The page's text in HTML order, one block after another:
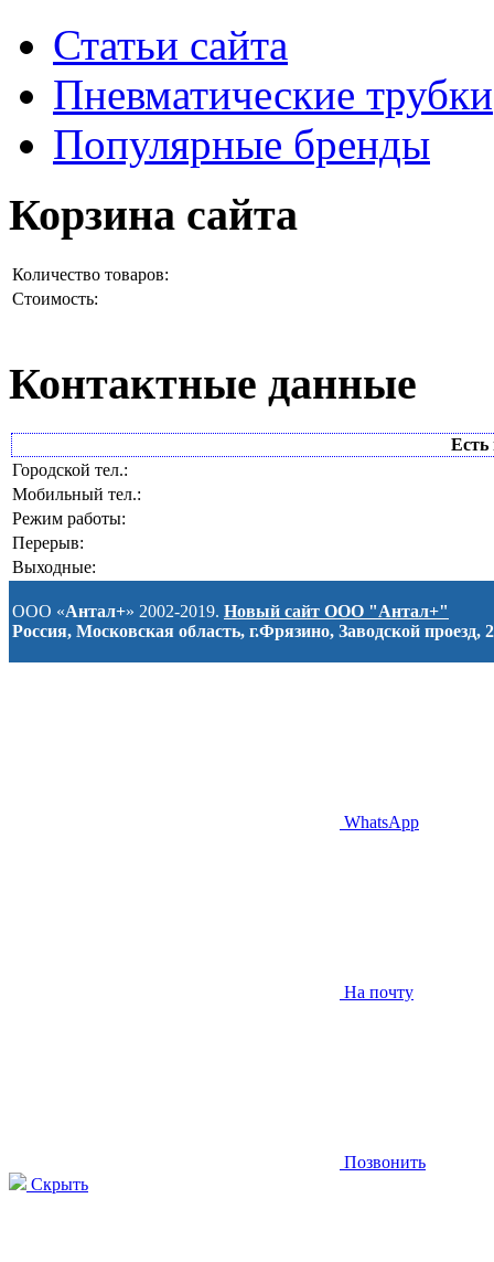
Статьи сайта
Пневматические трубки
Популярные бренды
Корзина сайта
Количество товаров:
Стоимость:
Контактные данные
Есть
Городской тел.:
Мобильный тел.:
Режим работы:
Перерыв:
Выходные:
ООО «Антал+» 2002-2019. Новый сайт ООО "Антал+"
Россия, Московская область, г.Фрязино, Заводской проезд, 2
WhatsApp
На почту
Позвонить
Скрыть